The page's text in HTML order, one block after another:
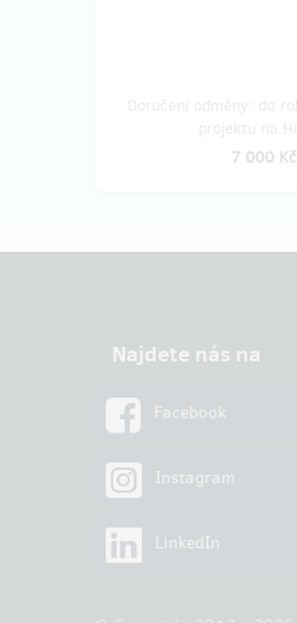
7 000 Kč
Najdete nás na
Facebook
Instagram
LinkedIn